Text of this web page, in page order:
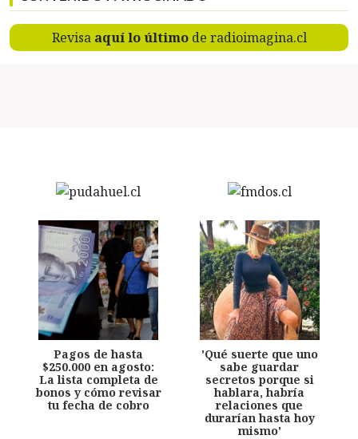
Revisa aquí lo últimode radioimagina.cl
Pagos de hasta
$250.000 en agosto:
La lista completa de
bonos y cómo revisar
tu fecha de cobro
'Qué suerte que uno
sabe guardar
secretos porque si
hablara, habría
relaciones que
durarían hasta hoy
mismo'